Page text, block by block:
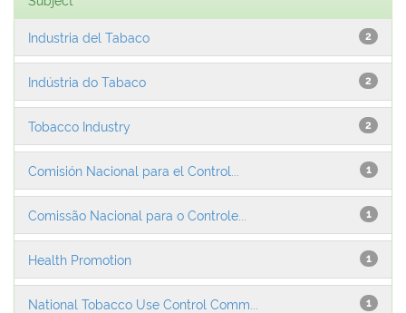
2
Industria del Tabaco
2
Indústria do Tabaco
2
Tobacco Industry
1
Comisión Nacional para el Control...
1
Comissão Nacional para o Controle...
1
Health Promotion
1
National Tobacco Use Control Comm...